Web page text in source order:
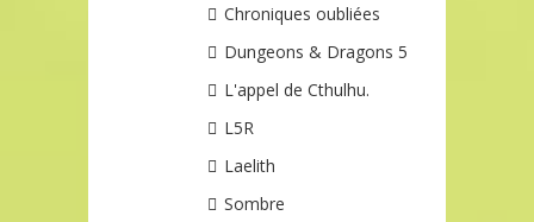
Chroniques oubliées
Dungeons & Dragons 5
L'appel de Cthulhu.
L5R
Laelith
Sombre